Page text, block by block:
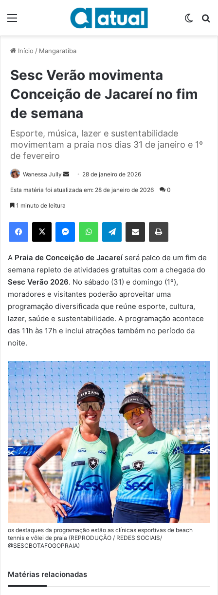
Início / Mangaratiba
Sesc Verão movimenta
Conceição de Jacareí no fim
de semana
Esporte, música, lazer e sustentabilidade
movimentam a praia nos dias 31 de janeiro e 1º
de fevereiro
Wanessa Jully
e
m
e
-
m
a
28 de janeiro de 2026
Esta matéria foi atualizada em: 28 de janeiro de 2026 0
1 minuto de leitura
Telegram
A Praia de Conceição de Jacareí será palco de um fim de
semana repleto de atividades gratuitas com a chegada do
Sesc Verão 2026. No sábado (31) e domingo (1º),
moradores e visitantes poderão aproveitar uma
programação diversificada que reúne esporte, cultura,
lazer, saúde e sustentabilidade. A programação acontece
das 11h às 17h e inclui atrações também no período da
noite.
os destaques da programação estão as clínicas esportivas de beach
tennis e vôlei de praia (REPRODUÇÃO / REDES SOCIAIS/
@SESCBOTAFOGOPRAIA)
Matérias relacionadas